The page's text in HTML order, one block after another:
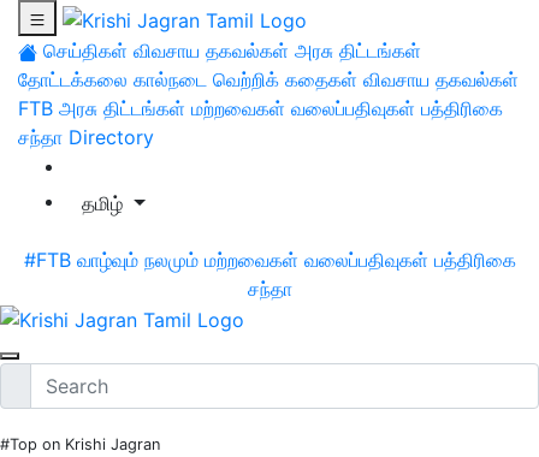
செய்திகள் விவசாய தகவல்கள் அரசு திட்டங்கள்
தோட்டக்கலை கால்நடை வெற்றிக் கதைகள் விவசாய தகவல்கள்
FTB அரசு திட்டங்கள் மற்றவைகள் வலைப்பதிவுகள் பத்திரிகை
சந்தா Directory
தமிழ்
#FTB வாழ்வும் நலமும் மற்றவைகள் வலைப்பதிவுகள் பத்திரிகை
சந்தா
#Top on Krishi Jagran